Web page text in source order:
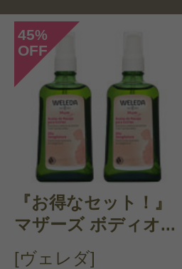
もも
感じた効能：うる
購入品：Red B.A
ン
とろみのある化粧
肌に付けると伸び
45%
OFF
『お得なセット！』
マザーズ ボディオ...
[ヴェレダ]